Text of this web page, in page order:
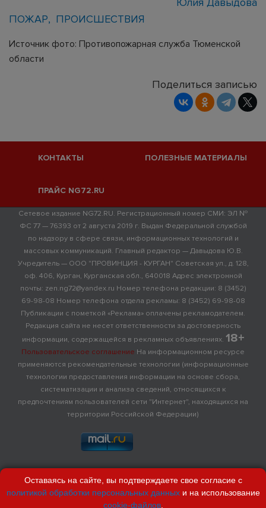
ПОЖАР
ПРОИСШЕСТВИЯ
Источник фото: Противопожарная служба Тюменской
области
Поделиться записью
КОНТАКТЫ ПОЛЕЗНЫЕ МАТЕРИАЛЫ
ПРАЙС NG72.RU
Сетевое издание NG72.RU. Регистрационный номер СМИ: ЭЛ №
ФС 77 — 76393 от 2 августа 2019 г. Выдан Федеральной службой
по надзору в сфере связи, информационных технологий и
массовых коммуникаций. Главный редактор — Давыдова Ю.В.
Учредитель — ООО "ПРОВИНЦИЯ - КУРГАН" Советская ул., д. 128,
оф. 406, Курган, Курганская обл., 640018 Адрес электронной
почты: zen.ng72@yandex.ru Номер телефона редакции: 8 (3452)
69-98-08 Номер телефона отдела рекламы: 8 (3452) 69-98-08
Публикации с пометкой «Реклама» оплачены рекламодателем.
Редакция сайта не несет ответственности за достоверность
информации, содержащейся в рекламных объявлениях. 18+
Пользовательское соглашение На информационном ресурсе
применяются рекомендательные технологии (информационные
технологии предоставления информации на основе сбора,
систематизации и анализа сведений, относящихся к
предпочтениям пользователей сети "Интернет", находящихся на
территории Российской Федерации)
Оставаясь на сайте, вы подтверждаете свое согласие с
политикой обработки персональных данныхи на использование
cookie-файлов.